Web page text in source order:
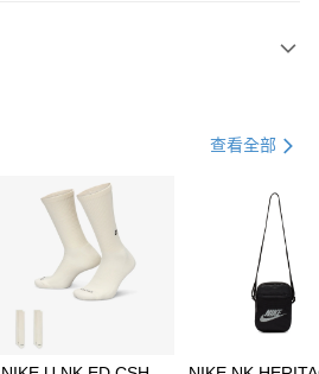
21家銀行
第一商業銀行
彰化商業銀行
查看全部